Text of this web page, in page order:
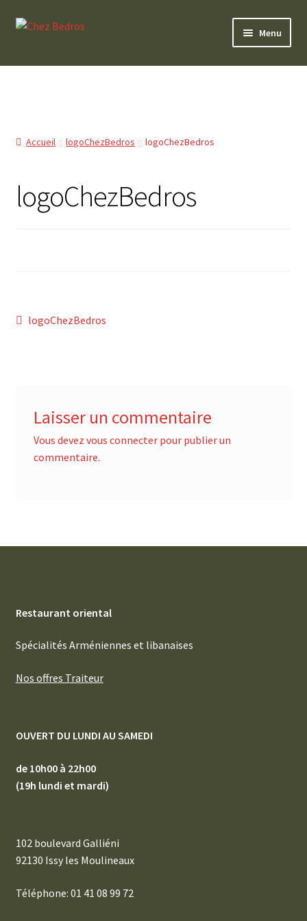
Aller
Aller
Menu
Accueil logoChezBedros logoChezBedros
logoChezBedros
Navigation
Article
logoChezBedros
Laisser un commentaire
Vous devez vous connecterpour publier un
commentaire.
Restaurant oriental
Spécialités Arméniennes et libanaises
Nos offres Traiteur
OUVERT DU LUNDI AU SAMEDI
de 10h00 à 22h00
(19h lundi et mardi)
102 boulevard Galliéni
92130 Issy les Moulineaux
Téléphone: 01 41 08 99 72